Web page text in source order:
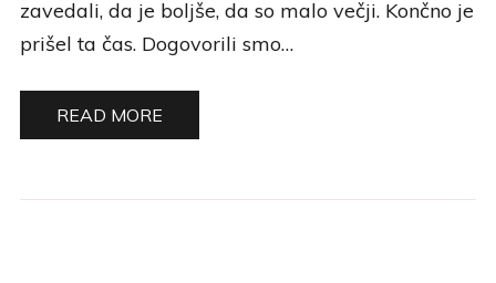
zavedali, da je boljše, da so malo večji. Končno je
prišel ta čas. Dogovorili smo…
READ MORE